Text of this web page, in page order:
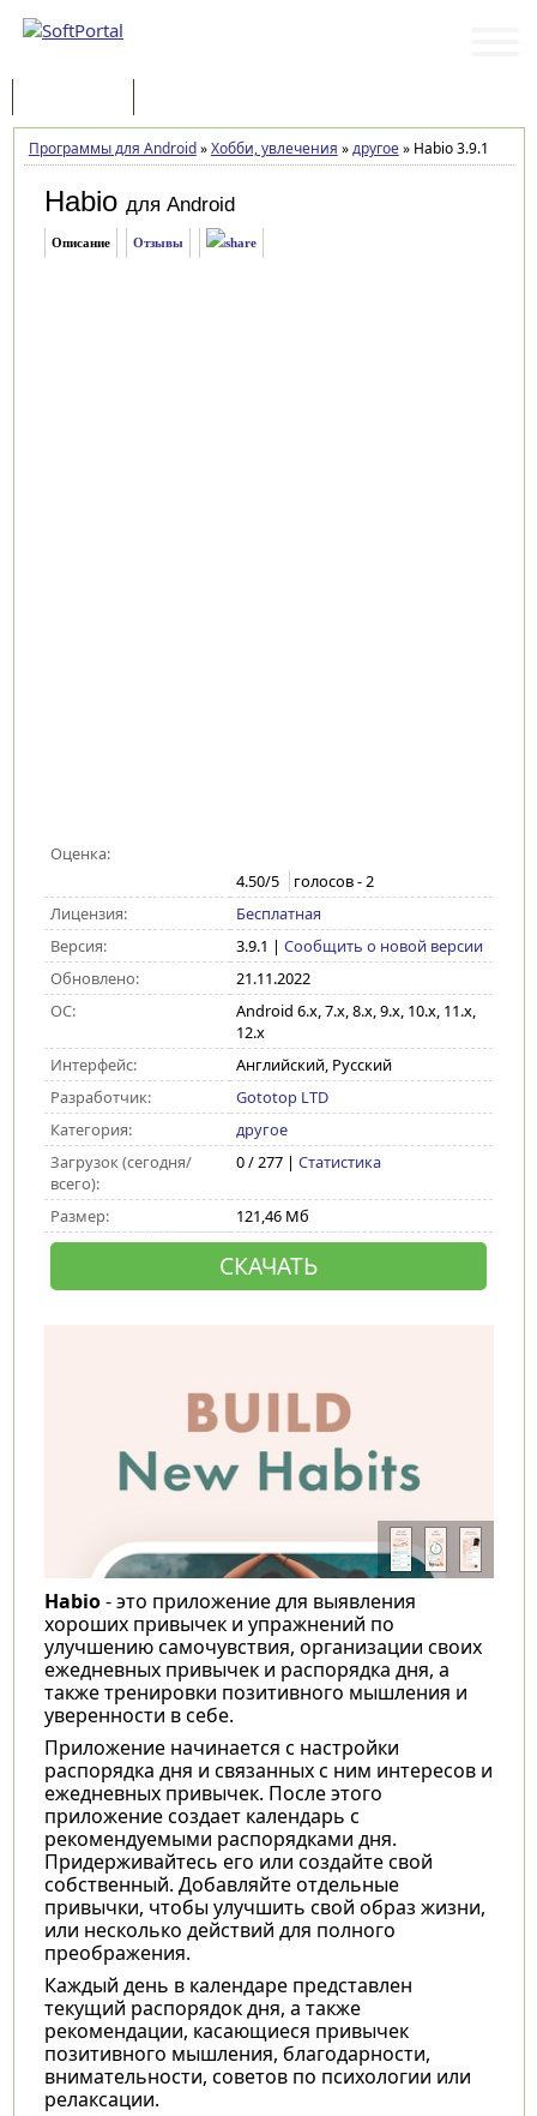
Программы для Android»Хобби, увлечения »другое»Habio 3.9.1
Habio для Android
Описание Отзывы
Оценка:
4.50/5 голосов -2
Лицензия:
Бесплатная
Версия:
3.9.1 | Сообщить о новой версии
Обновлено:
21.11.2022
ОС:
Android 6.x, 7.x, 8.x, 9.x, 10.x, 11.x,
12.x
Интерфейс:
Английский, Русский
Разработчик:
Gototop LTD
Категория:
другое
Загрузок (сегодня/
всего):
0 / 277 | Статистика
Размер: 121,46 Мб
СКАЧАТЬ
Habio- это приложение для выявления
хороших привычек и упражнений по
улучшению самочувствия, организации своих
ежедневных привычек и распорядка дня, а
также тренировки позитивного мышления и
уверенности в себе.
Приложение начинается с настройки
распорядка дня и связанных с ним интересов и
ежедневных привычек. После этого
приложение создает календарь с
рекомендуемыми распорядками дня.
Придерживайтесь его или создайте свой
собственный. Добавляйте отдельные
привычки, чтобы улучшить свой образ жизни,
или несколько действий для полного
преображения.
Каждый день в календаре представлен
текущий распорядок дня, а также
рекомендации, касающиеся привычек
позитивного мышления, благодарности,
внимательности, советов по психологии или
релаксации.